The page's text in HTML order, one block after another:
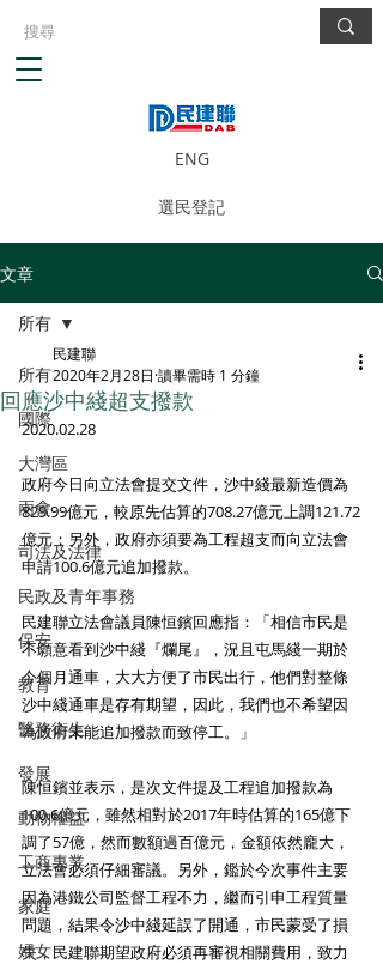
ENG
選民登記
文章
所有
國際
大灣區
兩會
司法及法律
民政及青年事務
保安
教育
醫務衛生
發展
動物權益
工商專業
家庭
婦女
所有
回應沙中綫超支撥款
民建聯
2020年2月28日 讀畢需時 1 分鐘
2020.02.28
政府今日向立法會提交文件，沙中綫最新造價為
829.99億元，較原先估算的708.27億元上調121.72
億元；另外，政府亦須要為工程超支而向立法會
申請100.6億元追加撥款。
民建聯立法會議員陳恒鑌回應指：「相信市民是
不願意看到沙中綫『爛尾』，況且屯馬綫一期於
今個月通車，大大方便了市民出行，他們對整條
沙中綫通車是存有期望，因此，我們也不希望因
為政府未能追加撥款而致停工。」
陳恒鑌並表示，是次文件提及工程追加撥款為
100.6億元，雖然相對於2017年時估算的165億下
調了57億，然而數額過百億元，金額依然龐大，
立法會必須仔細審議。另外，鑑於今次事件主要
因為港鐵公司監督工程不力，繼而引申工程質量
問題，結果令沙中綫延誤了開通，市民蒙受了損
失，民建聯期望政府必須再審視相關費用，致力